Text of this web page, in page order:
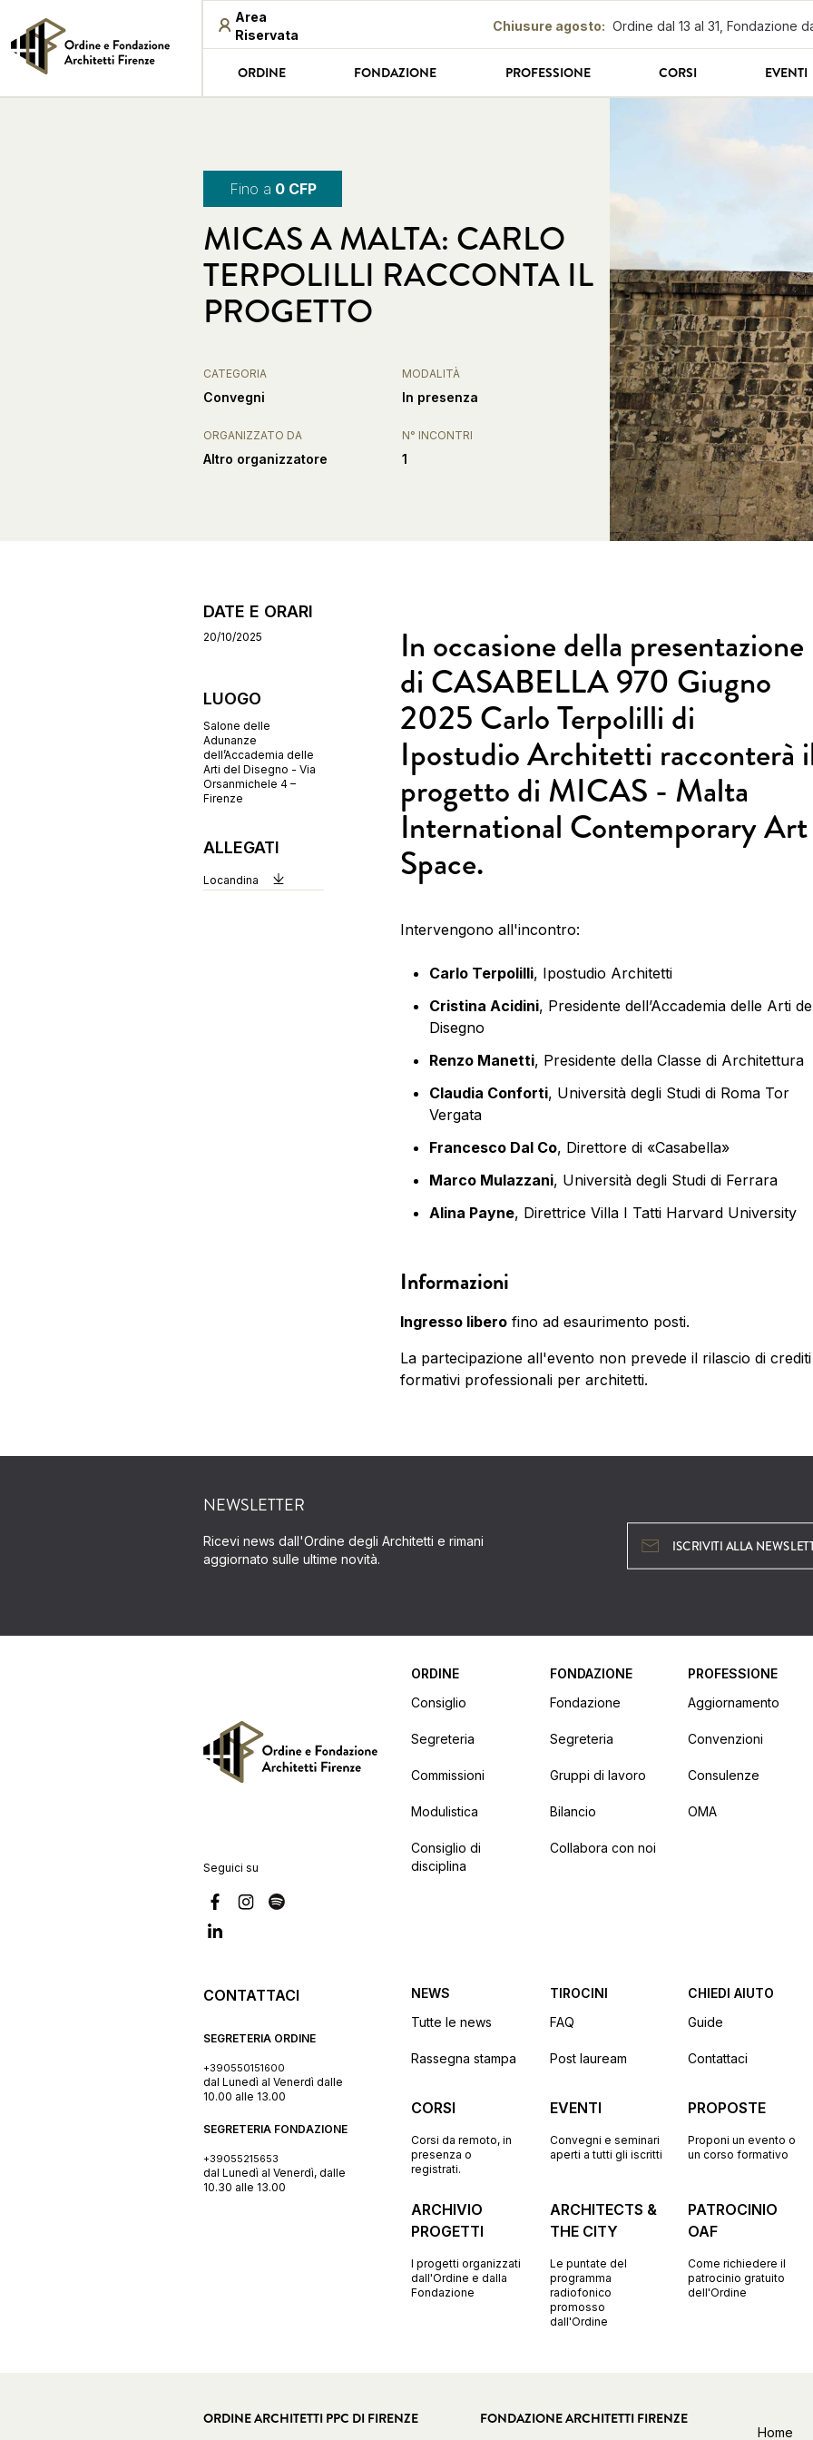
Area
Riservata
Chiusure agosto: Ordine dal 13 al 31, Fondazione
ORDINE FONDAZIONE PROFESSIONE CORSI EVENTI
Fino a 0 CFP
MICAS A MALTA: CARLO
TERPOLILLI RACCONTA IL
PROGETTO
CATEGORIA
Convegni
MODALITÀ
In presenza
ORGANIZZATO DA
Altro organizzatore
N° INCONTRI
1
DATE E ORARI
20/10/2025
LUOGO
Salone delle
Adunanze
dell’Accademia delle
Arti del Disegno - Via
Orsanmichele 4 –
Firenze
ALLEGATI
Locandina
In occasione della presentazione
di CASABELLA 970 Giugno
2025 Carlo Terpolilli di
Ipostudio Architetti racconterà
progetto di MICAS - Malta
International Contemporary Art
Space.
Intervengono all'incontro:
Carlo Terpolilli, Ipostudio Architetti
Cristina Acidini, Presidente dell’Accademia delle Arti
Disegno
Renzo Manetti, Presidente della Classe di Architettura
Claudia Conforti, Università degli Studi di Roma Tor
Vergata
Francesco Dal Co, Direttore di «Casabella»
Marco Mulazzani, Università degli Studi di Ferrara
Alina Payne, Direttrice Villa I Tatti Harvard University
Informazioni
Ingresso liberofino ad esaurimento posti.
La partecipazione all'evento non prevede il rilascio di crediti
formativi professionali per architetti.
NEWSLETTER
Ricevi news dall'Ordine degli Architetti e rimani
aggiornato sulle ultime novità.
ISCRIVITI ALLA
Seguici su
CONTATTACI
SEGRETERIA ORDINE
+390550151600
dal Lunedì al Venerdì dalle
10.00 alle 13.00
SEGRETERIA FONDAZIONE
+39055215653
dal Lunedì al Venerdì, dalle
10.30 alle 13.00
ORDINE
Consiglio
Segreteria
Commissioni
Modulistica
Consiglio di
disciplina
FONDAZIONE
Fondazione
Segreteria
Gruppi di lavoro
Bilancio
Collabora con noi
PROFESSIONE
Aggiornamento
Convenzioni
Consulenze
OMA
NEWS
Tutte le news
Rassegna stampa
TIROCINI
FAQ
Post lauream
CHIEDI AIUTO
Guide
Contattaci
CORSI
Corsi da remoto, in
presenza o
registrati.
EVENTI
Convegni e seminari
aperti a tutti gli iscritti
PROPOSTE
Proponi un evento o
un corso formativo
ARCHIVIO
PROGETTI
I progetti organizzati
dall'Ordine e dalla
Fondazione
ARCHITECTS &
THE CITY
Le puntate del
programma
radiofonico
promosso
dall'Ordine
PATROCINIO
OAF
Come richiedere il
patrocinio gratuito
dell'Ordine
ORDINE ARCHITETTI PPC DI FIRENZE FONDAZIONE ARCHITETTI FIRENZE
Home